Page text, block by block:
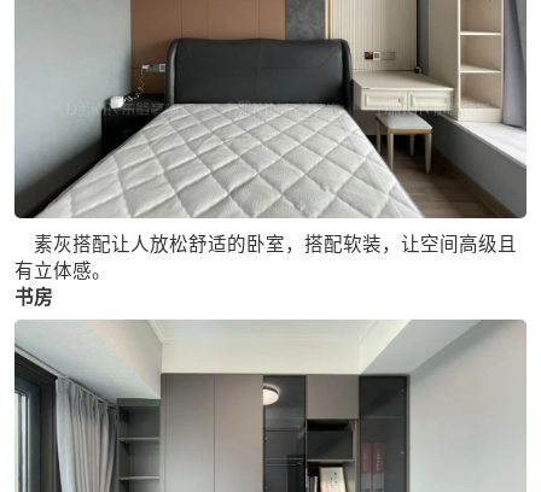
素灰搭配让人放松舒适的卧室，搭配软装，让空间高级且
有立体感。
书房